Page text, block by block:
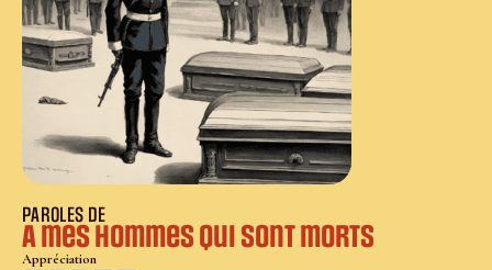
PAROLES DE
A mes hommes qui sont morts
Appréciation